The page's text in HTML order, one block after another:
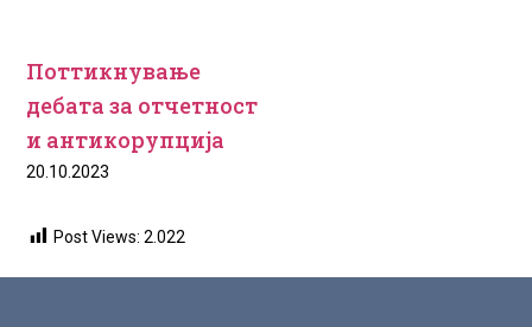
Поттикнување
дебата за отчетност
и антикорупција
20.10.2023
Post Views: 2.022